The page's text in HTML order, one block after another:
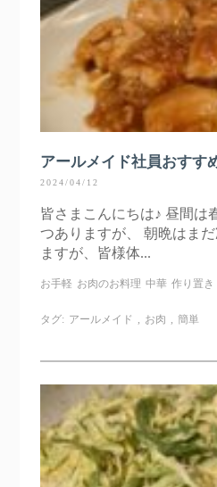
アールメイド社員おすす
2024/04/12
皆さまこんにちは♪ 昼間は
つありますが、 朝晩はま
ますが、皆様体...
お手軽 お肉のお料理 中華 作り置き
タグ: アールメイド , お肉 , 簡単